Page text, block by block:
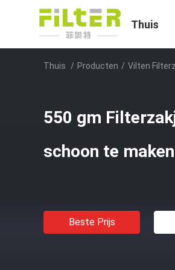
Thuis
Thuis / Producten / Vilten
550 gm
schoon te
Beste Prijs